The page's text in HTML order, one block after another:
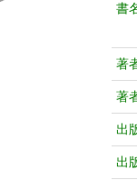
書
著
著
出
出